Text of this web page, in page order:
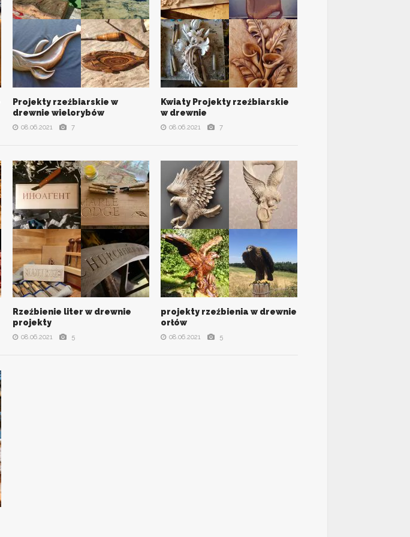
VIEW ALL PHOTOS
Projekty rzeźbiarskie w
drewnie wielorybów
08.06.2021 7
VIEW ALL PHOTOS
Kwiaty Projekty rzeźbiarskie
w drewnie
08.06.2021 7
VIEW ALL PHOTOS
Rzeźbienie liter w drewnie
projekty
08.06.2021 5
VIEW ALL PHOTOS
projekty rzeźbienia w drewnie
orłów
08.06.2021 5